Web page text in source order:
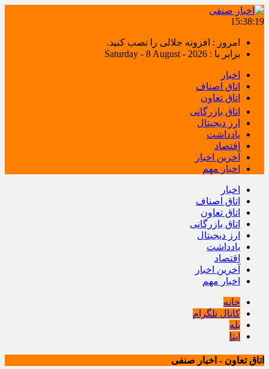
15:38:19
امروز : افزونه جلالی را نصب کنید.
برابر با : Saturday - 8 August - 2026
اخبار
اتاق اصناف
اتاق تعاون
اتاق بازرگانی
ارز دیجیتال
یادداشت
اقتصاد
آخرین اخبار
اخبار مهم
اخبار
اتاق اصناف
اتاق تعاون
اتاق بازرگانی
ارز دیجیتال
یادداشت
اقتصاد
آخرین اخبار
اخبار مهم
خانه
کانال تلگرام
بله
ایتا
اتاق تعاون - اخبار صنفی